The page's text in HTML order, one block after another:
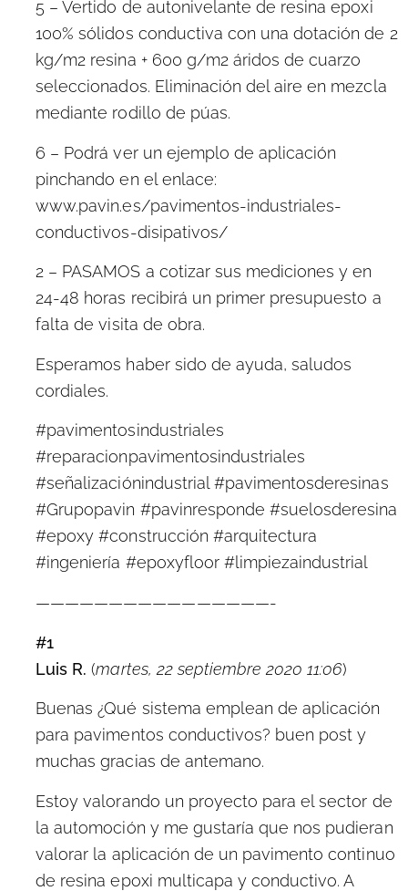
5 – Vertido de autonivelante de resina epoxi
100% sólidos conductiva con una dotación de 2
kg/m2 resina + 600 g/m2 áridos de cuarzo
seleccionados. Eliminación del aire en mezcla
mediante rodillo de púas.
6 – Podrá ver un ejemplo de aplicación
pinchando en el enlace:
www.pavin.es/pavimentos-industriales-
conductivos-disipativos/
2 – PASAMOS a cotizar sus mediciones y en
24-48 horas recibirá un primer presupuesto a
falta de visita de obra.
Esperamos haber sido de ayuda, saludos
cordiales.
#pavimentosindustriales
#reparacionpavimentosindustriales
#señalizaciónindustrial #pavimentosderesinas
#Grupopavin #pavinresponde #suelosderesina
#epoxy #construcción #arquitectura
#ingeniería #epoxyfloor #limpiezaindustrial
————————————————-
#1
Luis R. (martes, 22 septiembre 2020 11:06)
Buenas ¿Qué sistema emplean de aplicación
para pavimentos conductivos? buen post y
muchas gracias de antemano.
Estoy valorando un proyecto para el sector de
la automoción y me gustaría que nos pudieran
valorar la aplicación de un pavimento continuo
de resina epoxi multicapa y conductivo. A